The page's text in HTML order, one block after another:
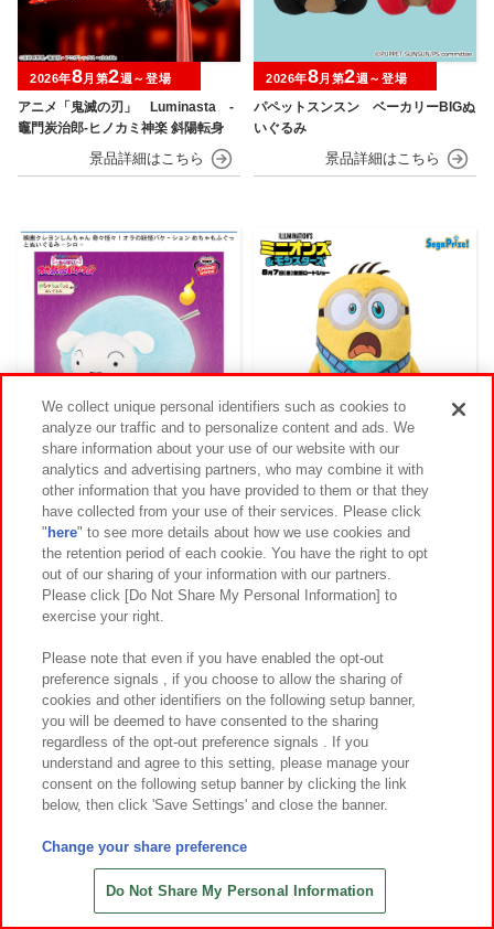
アニメ「鬼滅の刃」 Luminasta ‐
竈門炭治郎‐ヒノカミ神楽 斜陽転身
2026年8月第2週～登場
パペットスンスン ベーカリーBIGぬ
いぐるみ
2026年8月第2週～登場
映画クレヨンしんちゃん 奇々怪々！
オラの妖怪バケ～ション めちゃもふ
ぐっとぬいぐるみ シロ
2026年7月31日～登場
ミニオンズ＆モンスターズ グラン
デぬいぐるみ コミックスタイル
2026年7月30日～登場
モアナと伝説の海 マスコット
2026年7月 30日～登場
ポケットモンスター もふぐっとぬい
We collect unique personal identifiers such as cookies to
analyze our traffic and to personalize content and ads. We
share information about your use of our website with our
analytics and advertising partners, who may combine it with
other information that you have provided to them or that they
have collected from your use of their services. Please click
" here" to see more details about how we use cookies and
the retention period of each cookie. You have the right to opt
out of our sharing of your information with our partners.
Please click [Do Not Share My Personal Information] to
exercise your right.
Please note that even if you have enabled the opt-out
preference signals , if you choose to allow the sharing of
cookies and other identifiers on the following setup banner,
you will be deemed to have consented to the sharing
regardless of the opt-out preference signals . If you
understand and agree to this setting, please manage your
consent on the following setup banner by clicking the link
below, then click 'Save Settings' and close the banner.
Change your share preference
Do Not Share My Personal Information